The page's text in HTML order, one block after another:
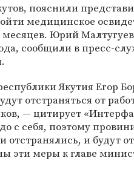
пояснили
медицинское
Юрий
сообщили в пресс-
Якутия Егор
отстраняться от
— цитирует
с себя, поэтому
отстранялись, и будут
эти меры к главе